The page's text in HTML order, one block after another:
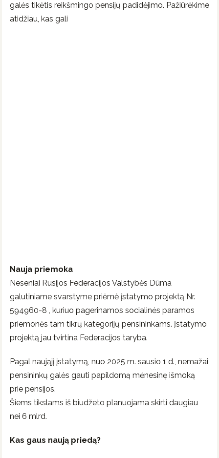
galės tikėtis reikšmingo pensijų padidėjimo. Pažiūrėkime
atidžiau, kas gali
Nauja priemoka
Neseniai Rusijos Federacijos Valstybės Dūma
galutiniame svarstyme priėmė įstatymo projektą Nr.
594960-8 , kuriuo pagerinamos socialinės paramos
priemonės tam tikrų kategorijų pensininkams. Įstatymo
projektą jau tvirtina Federacijos taryba.
Pagal naująjį įstatymą, nuo 2025 m. sausio 1 d., nemažai
pensininkų galės gauti papildomą mėnesinę išmoką
prie pensijos.
Šiems tikslams iš biudžeto planuojama skirti daugiau
nei 6 mlrd.
Kas gaus naują priedą?